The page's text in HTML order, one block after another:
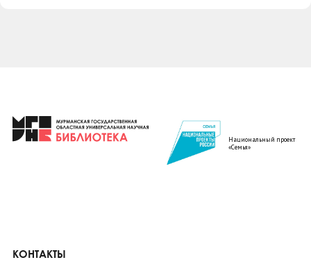
Национальный проект
«Семья»
КОНТАКТЫ